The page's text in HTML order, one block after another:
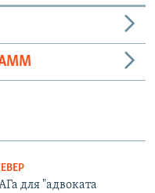
для "адвоката